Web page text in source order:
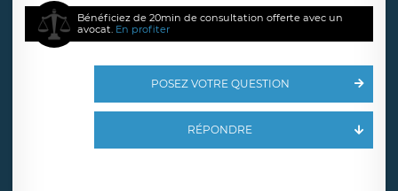
Bénéficiez de 20min de consultation offerte avec un
avocat. En profiter
POSEZ VOTRE QUESTION
RÉPONDRE